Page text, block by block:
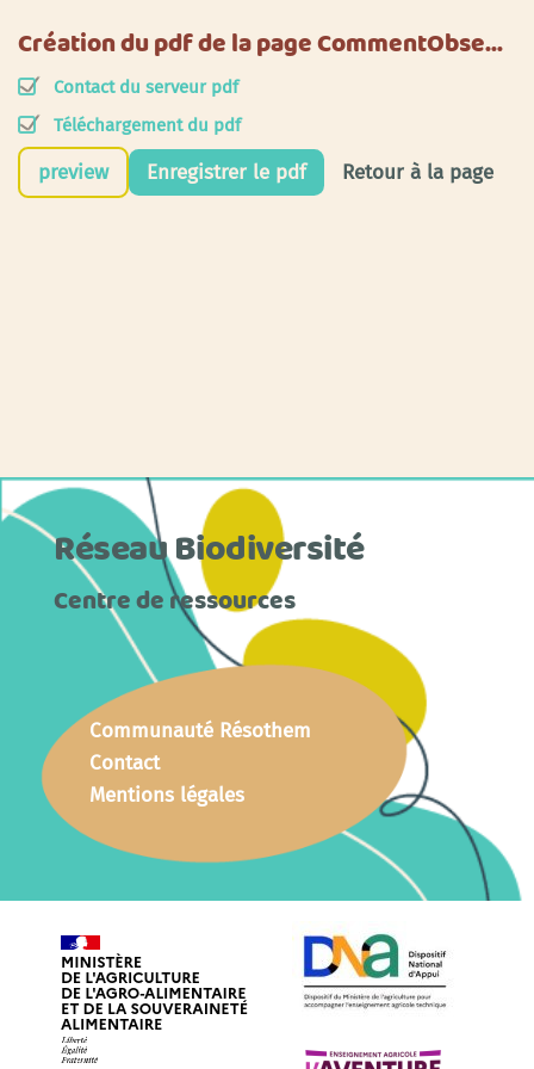
Création du pdf de la page CommentObse…
Contact du serveur pdf
Téléchargement du pdf
preview Enregistrer le pdf Retour à la page
Réseau Biodiversité
Centre de ressources
Communauté Résothem
Contact
Mentions légales